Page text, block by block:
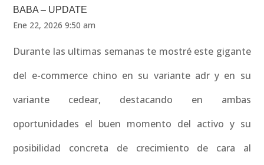
BABA – UPDATE
Ene 22, 2026 9:50 am
Durante las ultimas semanas te mostré este gigante
del e-commerce chino en su variante adr y en su
variante cedear, destacando en ambas
oportunidades el buen momento del activo y su
posibilidad concreta de crecimiento de cara al